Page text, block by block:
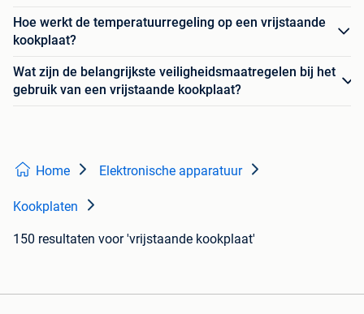
Hoe werkt de temperatuurregeling op een vrijstaande
kookplaat?
Wat zijn de belangrijkste veiligheidsmaatregelen bij het
gebruik van een vrijstaande kookplaat?
Home Elektronische apparatuur
Kookplaten
150 resultaten voor 'vrijstaande kookplaat'